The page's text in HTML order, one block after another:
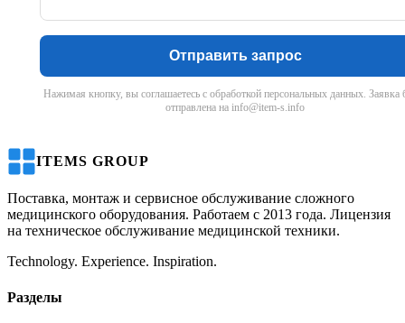
Отправить запрос
Нажимая кнопку, вы соглашаетесь с обработкой персональных данных. Заявка
отправлена на info@item-s.info
ITEMS GROUP
Поставка, монтаж и сервисное обслуживание сложного
медицинского оборудования. Работаем с 2013 года. Лицензия
на техническое обслуживание медицинской техники.
Technology. Experience. Inspiration.
Разделы